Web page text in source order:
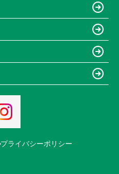
プライバシーポリシー